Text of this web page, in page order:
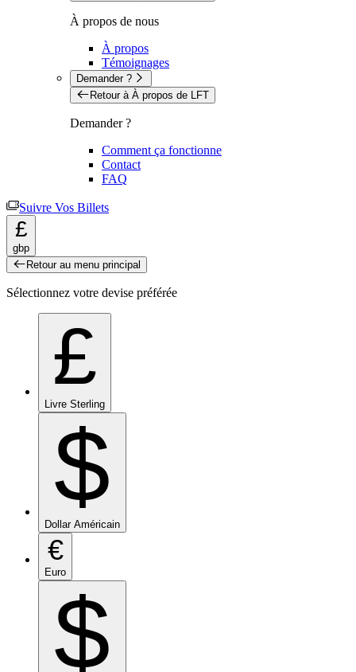
À propos de nous
À propos
Témoignages
Demander ?
Retour à À propos de LFT
Demander ?
Comment ça fonctionne
Contact
FAQ
Suivre Vos Billets
£
gbp
Retour au menu principal
Sélectionnez votre devise préférée
£
Livre Sterling
$
Dollar Américain
€
Euro
$